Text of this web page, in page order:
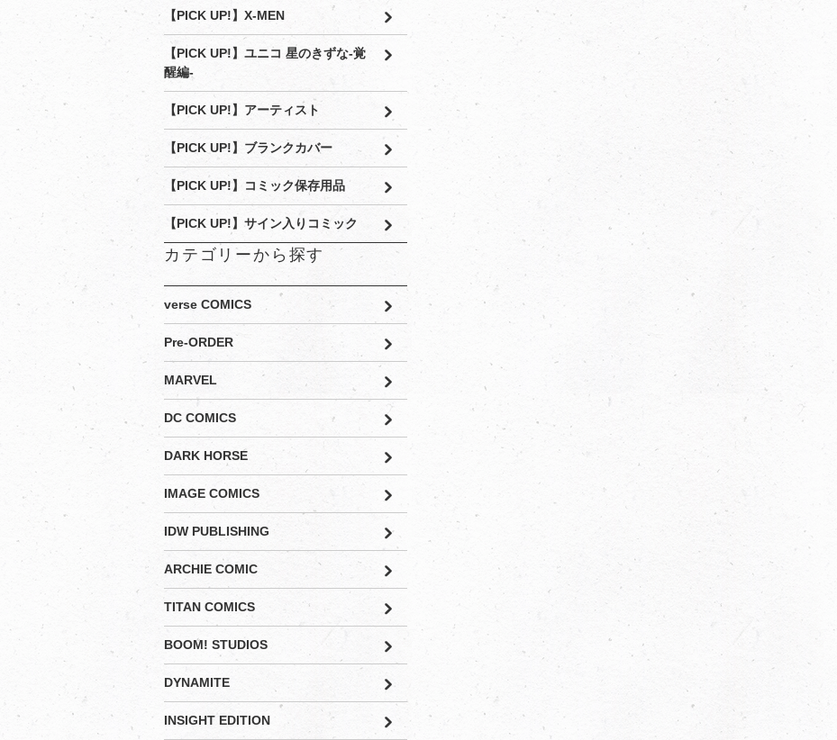
【PICK UP!】X-MEN
【PICK UP!】ユニコ 星のきずな-覚
醒編-
【PICK UP!】アーティスト
【PICK UP!】ブランクカバー
【PICK UP!】コミック保存用品
【PICK UP!】サイン入りコミック
カテゴリーから探す
verse COMICS
Pre-ORDER
MARVEL
DC COMICS
DARK HORSE
IMAGE COMICS
IDW PUBLISHING
ARCHIE COMIC
TITAN COMICS
BOOM! STUDIOS
DYNAMITE
INSIGHT EDITION